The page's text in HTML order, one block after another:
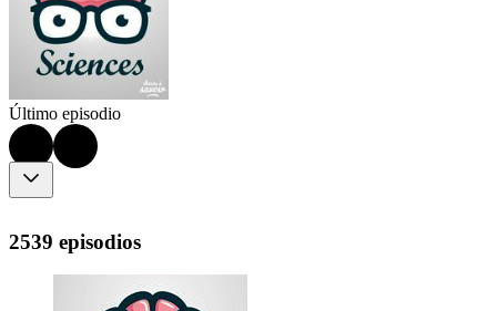
Último episodio
2539 episodios